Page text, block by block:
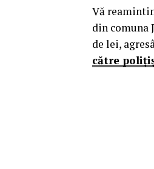
Vă
din comuna
de lei,
către